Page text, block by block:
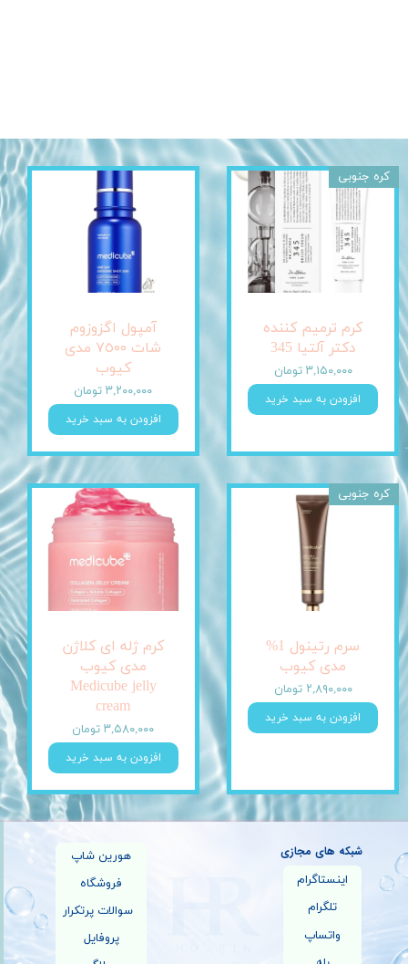
کرم ترمیم کننده
دکتر آلتیا 345
۳,۱۵۰,۰۰۰ تومان
افزودن به سبد خرید
کره جنوبی
آمپول اگزوزوم
شات ٧٥٠٠ مدی
کیوب
۳,۲۰۰,۰۰۰ تومان
افزودن به سبد خرید
سرم رتینول 1%
مدی کیوب
۲,۸۹۰,۰۰۰ تومان
افزودن به سبد خرید
کره جنوبی
کرم ژله ای کلاژن
مدی کیوب
Medicube jelly
cream
۳,۵۸۰,۰۰۰ تومان
افزودن به سبد خرید
هورین شاپ
فروشگاه
سوالات پرتکرار
پروفایل
اینستاگرام
تلگرام
واتساپ
شبکه های مجازی